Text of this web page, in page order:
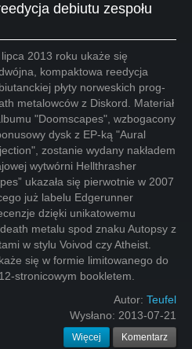
debiutu zespołu
2013 roku ukaże się
kompaktowa reedycja
płyty norweskich prog-
metalowców z Diskord. Materiał
"Doomscapes", wzbogacony
dysk z EP-ką "Aural
zostanie wydany nakładem
wytwórni Hellthrasher
ukazała się pierwotnie w 2007
już labelu Edgerunner
dzięki unikatowemu
metalu spod znaku Autopsy z
w stylu Voivod czy Atheist.
się w formie limitowanego do
stronicowym bookletem.
Autor: Teufel
Wysłano: 2013-07-21
Więcej Komentarz